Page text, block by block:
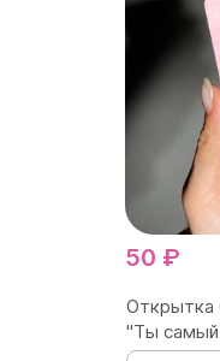
50 ₽
Открытка
"Ты самый